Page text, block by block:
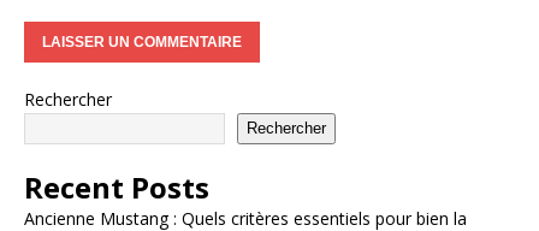
Rechercher
Rechercher
Recent Posts
Ancienne Mustang : Quels critères essentiels pour bien la